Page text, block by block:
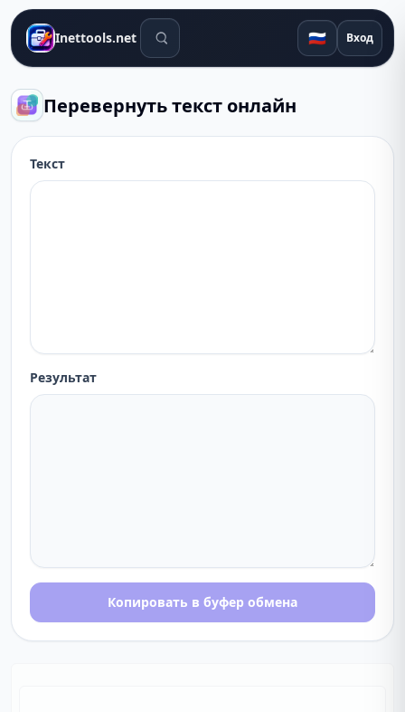
Inettools.net Поиск инструментов 🇷🇺 Вход
Перевернуть текст онлайн
Текст
Результат
Копировать в буфер обмена